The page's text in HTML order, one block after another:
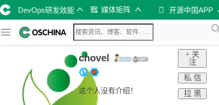
DevOps研发效能 媒体矩阵 开源中国APP
cnovel
这个人没有介绍！
+ 关
注
私 信
拉 黑